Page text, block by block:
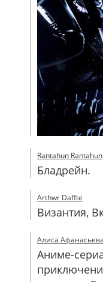
Rantahun Rantahun
Бладрейн.
Arthwr Daffte
Византия,
Алиса Афанасьева
Аниме-